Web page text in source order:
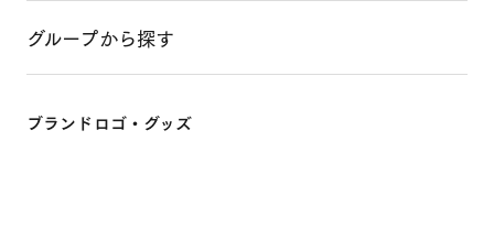
0
グループから探す
ブランドロゴ・グッズ